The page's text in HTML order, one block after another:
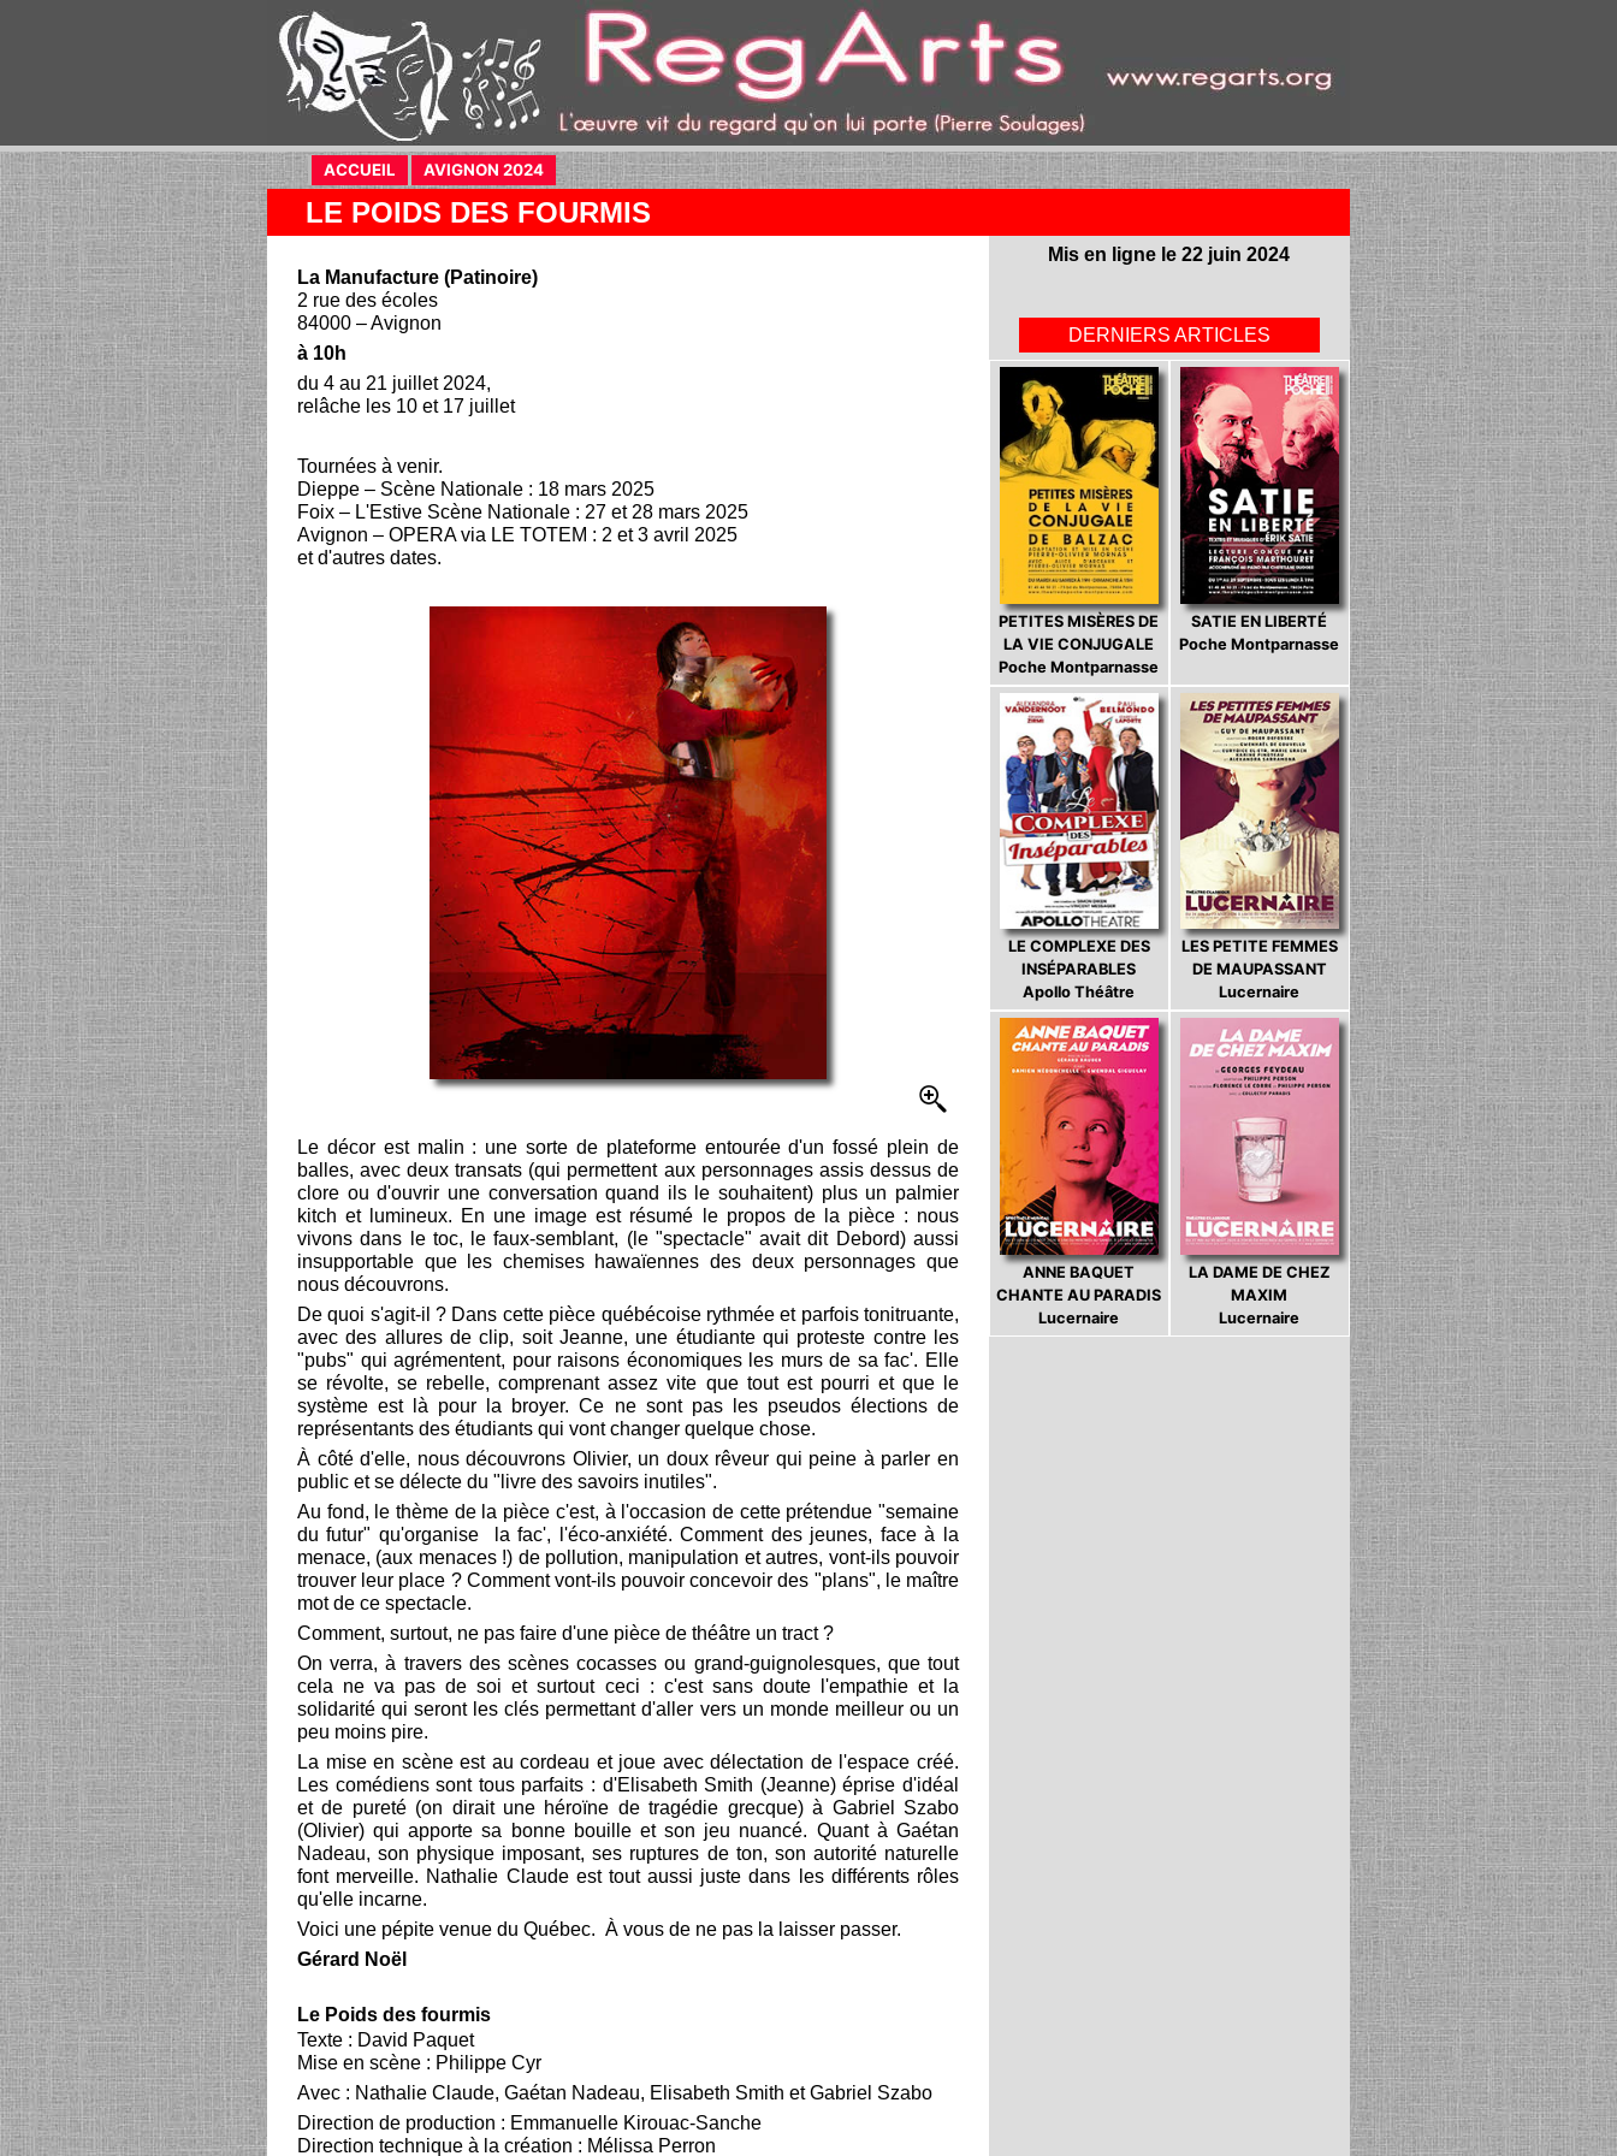
ACCUEIL (current)
AVIGNON 2024 (current)
LE POIDS DES FOURMIS
La Manufacture (Patinoire)
2 rue des écoles
84000 – Avignon
à 10h
du 4 au 21 juillet 2024,
relâche les 10 et 17 juillet
Tournées à venir.
Dieppe – Scène Nationale : 18 mars 2025
Foix – L'Estive Scène Nationale : 27 et 28 mars 2025
Avignon – OPERA via LE TOTEM : 2 et 3 avril 2025
et d'autres dates.
Le décor est malin : une sorte de plateforme entourée d'un fossé plein de
balles, avec deux transats (qui permettent aux personnages assis dessus de
clore ou d'ouvrir une conversation quand ils le souhaitent) plus un palmier
kitch et lumineux. En une image est résumé le propos de la pièce : nous
vivons dans le toc, le faux-semblant, (le "spectacle" avait dit Debord) aussi
insupportable que les chemises hawaïennes des deux personnages que
nous découvrons.
De quoi s'agit-il ? Dans cette pièce québécoise rythmée et parfois tonitruante,
avec des allures de clip, soit Jeanne, une étudiante qui proteste contre les
"pubs" qui agrémentent, pour raisons économiques les murs de sa fac'. Elle
se révolte, se rebelle, comprenant assez vite que tout est pourri et que le
système est là pour la broyer. Ce ne sont pas les pseudos élections de
représentants des étudiants qui vont changer quelque chose.
À côté d'elle, nous découvrons Olivier, un doux rêveur qui peine à parler en
public et se délecte du "livre des savoirs inutiles".
Au fond, le thème de la pièce c'est, à l'occasion de cette prétendue "semaine
du futur" qu'organise la fac', l'éco-anxiété. Comment des jeunes, face à la
menace, (aux menaces !) de pollution, manipulation et autres, vont-ils pouvoir
trouver leur place ? Comment vont-ils pouvoir concevoir des "plans", le maître
mot de ce spectacle.
Comment, surtout, ne pas faire d'une pièce de théâtre un tract ?
On verra, à travers des scènes cocasses ou grand-guignolesques, que tout
cela ne va pas de soi et surtout ceci : c'est sans doute l'empathie et la
solidarité qui seront les clés permettant d'aller vers un monde meilleur ou un
peu moins pire.
La mise en scène est au cordeau et joue avec délectation de l'espace créé.
Les comédiens sont tous parfaits : d'Elisabeth Smith (Jeanne) éprise d'idéal
et de pureté (on dirait une héroïne de tragédie grecque) à Gabriel Szabo
(Olivier) qui apporte sa bonne bouille et son jeu nuancé. Quant à Gaétan
Nadeau, son physique imposant, ses ruptures de ton, son autorité naturelle
font merveille. Nathalie Claude est tout aussi juste dans les différents rôles
qu'elle incarne.
Voici une pépite venue du Québec. À vous de ne pas la laisser passer.
Gérard Noël
Le Poids des fourmis
Texte : David Paquet
Mise en scène : Philippe Cyr
Avec : Nathalie Claude, Gaétan Nadeau, Elisabeth Smith et Gabriel Szabo
Direction de production : Emmanuelle Kirouac-Sanche
Direction technique à la création : Mélissa Perron
Mis en ligne le 22 juin 2024
DERNIERS ARTICLES
PETITES MISÈRES DE
LA VIE CONJUGALE
Poche Montparnasse
SATIE EN LIBERTÉ
Poche Montparnasse
LE COMPLEXE DES
INSÉPARABLES
Apollo Théâtre
LES PETITE FEMMES
DE MAUPASSANT
Lucernaire
ANNE BAQUET
CHANTE AU PARADIS
Lucernaire
LA DAME DE CHEZ
MAXIM
Lucernaire